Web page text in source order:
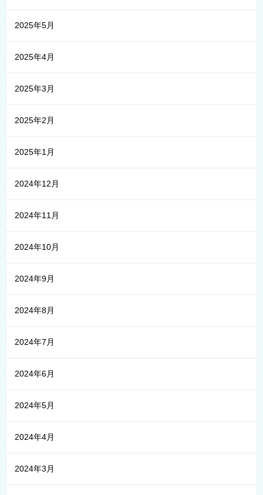
2025年5月
2025年4月
2025年3月
2025年2月
2025年1月
2024年12月
2024年11月
2024年10月
2024年9月
2024年8月
2024年7月
2024年6月
2024年5月
2024年4月
2024年3月